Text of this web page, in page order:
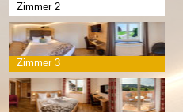
Zimmer 2
Zimmer 3